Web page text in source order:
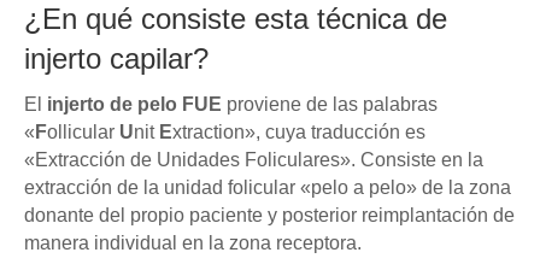
¿En qué consiste esta técnica de
injerto capilar?
El injerto de pelo FUE proviene de las palabras
« Follicular Unit Extraction», cuya traducción es
«Extracción de Unidades Foliculares». Consiste en la
extracción de la unidad folicular «pelo a pelo» de la zona
donante del propio paciente y posterior reimplantación de
manera individual en la zona receptora.